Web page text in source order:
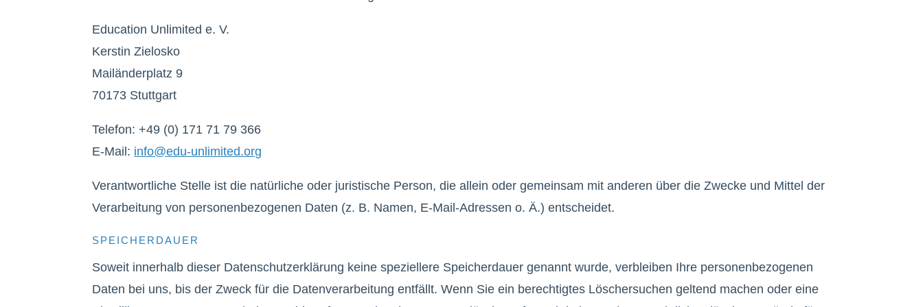
Education Unlimited e. V.
Kerstin Zielosko
Mailänderplatz 9
70173 Stuttgart
Telefon: +49 (0) 171 71 79 366
E-Mail: info@edu-unlimited.org
Verantwortliche Stelle ist die natürliche oder juristische Person, die allein oder gemeinsam mit anderen über die Zwecke und Mittel der
Verarbeitung von personenbezogenen Daten (z. B. Namen, E-Mail-Adressen o. Ä.) entscheidet.
SPEICHERDAUER
Soweit innerhalb dieser Datenschutzerklärung keine speziellere Speicherdauer genannt wurde, verbleiben Ihre personenbezogenen
Daten bei uns, bis der Zweck für die Datenverarbeitung entfällt. Wenn Sie ein berechtigtes Löschersuchen geltend machen oder eine